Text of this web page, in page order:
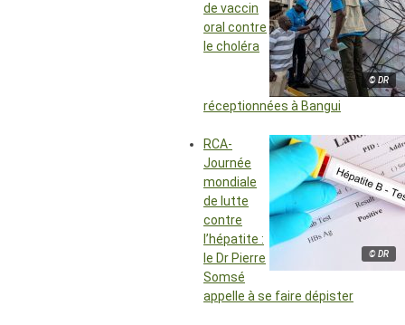
© DR
de vaccin
oral contre
le choléra
réceptionnées à Bangui
© DR
RCA-
Journée
mondiale
de lutte
contre
l’hépatite :
le Dr Pierre
Somsé
appelle à se faire dépister